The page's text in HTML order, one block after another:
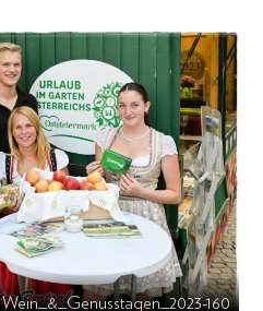
Wein_&_Genusstagen_2023-160